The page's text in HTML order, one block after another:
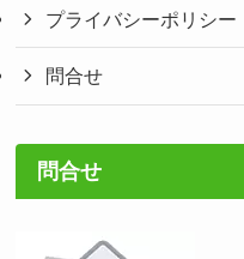
プライバシーポリシー
問合せ
問合せ